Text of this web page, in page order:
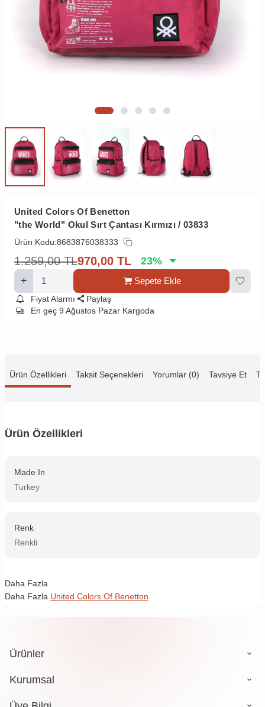
United Colors Of Benetton
"the World" Okul Sırt Çantası Kırmızı / 03833
Ürün Kodu:8683876038333
1.259,00 TL970,00 TL 23%
Sepete Ekle
Fiyat Alarmı
Paylaş
En geç 9 Ağustos Pazar Kargoda
Ürün Özellikleri Taksit Seçenekleri Yorumlar (0) Tavsiye Et
Ürün Özellikleri
Made In
Turkey
Renk
Renkli
Daha Fazla
Daha Fazla United Colors Of Benetton
Ürünler
Kurumsal